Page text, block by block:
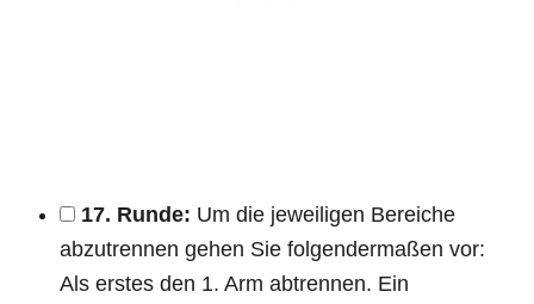
17. Runde: Um die jeweiligen Bereiche
abzutrennen gehen Sie folgendermaßen vor:
Als erstes den 1. Arm abtrennen. Ein